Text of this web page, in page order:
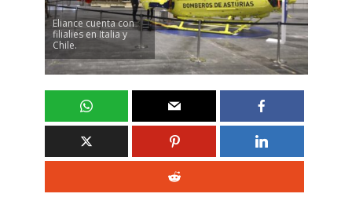
Eliance cuenta con
filialies en Italia y
Chile.